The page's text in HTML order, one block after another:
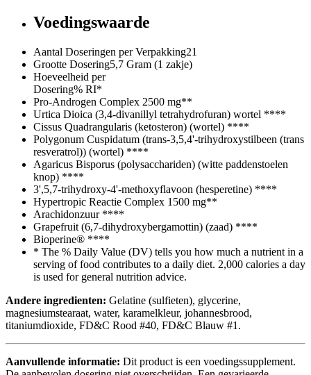
Voedingswaarde
Aantal Doseringen per Verpakking21
Grootte Dosering5,7 Gram (1 zakje)
Hoeveelheid per
Dosering% RI*
Pro-Androgen Complex 2500 mg**
Urtica Dioica (3,4-divanillyl tetrahydrofuran) wortel ****
Cissus Quadrangularis (ketosteron) (wortel) ****
Polygonum Cuspidatum (trans-3,5,4'-trihydroxystilbeen (trans
resveratrol)) (wortel) ****
Agaricus Bisporus (polysacchariden) (witte paddenstoelen
knop) ****
3',5,7-trihydroxy-4'-methoxyflavoon (hesperetine) ****
Hypertropic Reactie Complex 1500 mg**
Arachidonzuur ****
Grapefruit​ (6,7-dihydroxybergamottin)‌ (zaad) ****
Bioperine® ****
* The % Daily Value (DV) tells you how much a nutrient in a
serving of food contributes to a daily diet. 2,000 calories a day
is used for general nutrition advice.
Andere ingredienten: Gelatine (sulfieten), glycerine,
magnesiumstearaat, water, karamelkleur, johannesbrood,
titaniumdioxide, FD&C Rood #40, FD&C Blauw #1.
Aanvullende informatie: Dit product is een voedingssupplement.